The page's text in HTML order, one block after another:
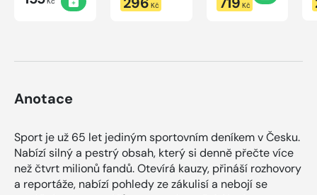
Kč Kč
Anotace
Sport je už 65 let jediným sportovním deníkem v Česku.
Nabízí silný a pestrý obsah, který si denně přečte více
než čtvrt milionů fandů. Otevírá kauzy, přináší rozhovory
a reportáže, nabízí pohledy ze zákulisí a nebojí se